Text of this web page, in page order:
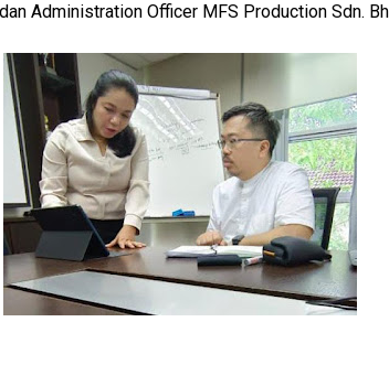
Administration Officer MFS Production Sdn.